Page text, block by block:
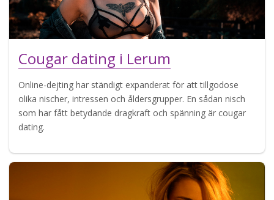
Cougar dating i Lerum
Online-dejting har ständigt expanderat för att tillgodose
olika nischer, intressen och åldersgrupper. En sådan nisch
som har fått betydande dragkraft och spänning är cougar
dating.